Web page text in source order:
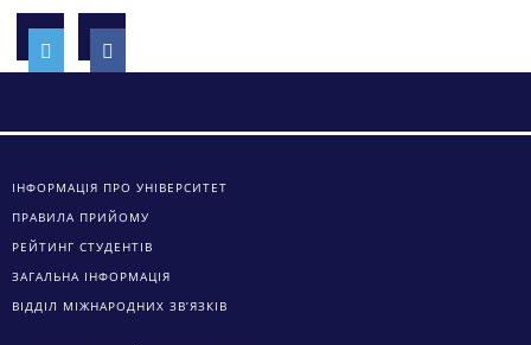
ІНФОРМАЦІЯ ПРО УНІВЕРСИТЕТ
ПРАВИЛА ПРИЙОМУ
РЕЙТИНГ СТУДЕНТІВ
ЗАГАЛЬНА ІНФОРМАЦІЯ
ВІДДІЛ МІЖНАРОДНИХ ЗВ’ЯЗКІВ